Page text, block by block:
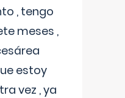
, tengo
meses ,
estoy
vez , ya